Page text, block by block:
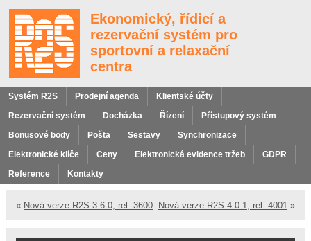
Ekonomický, řídicí a
rezervační systém pro
sportovní a relaxační
centra
Systém R2S Prodejní agenda
Klientské účty
Rezervační systém
Docházka Řízení
Přístupový systém
Bonusové body
Pošta Sestavy
Synchronizace
Elektronické klíče
Ceny Elektronická evidence tržeb
GDPR
Reference
Kontakty
« Nová verze R2S 3.6.0, rel. 3600 Nová verze R2S 4.0.1, rel. 4001 »